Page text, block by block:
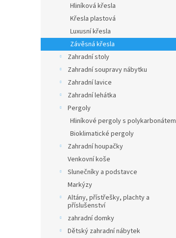
Hliníková křesla
Křesla plastová
Luxusní křesla
Závěsná křesla
Zahradní stoly
Zahradní soupravy nábytku
Zahradní lavice
Zahradní lehátka
Pergoly
Hliníkové pergoly s polykarbonátem
Bioklimatické pergoly
Zahradní houpačky
Venkovní koše
Slunečníky a podstavce
Markýzy
Altány, přístřešky, plachty a
příslušenství
zahradní domky
Dětský zahradní nábytek